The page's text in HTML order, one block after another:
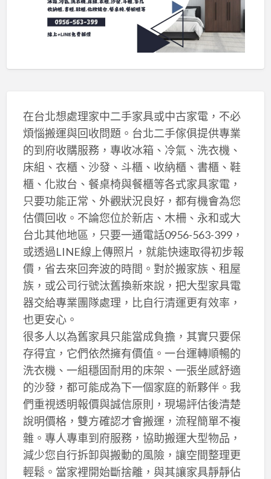
在台北想處理家中二手家具或中古家電，不必
煩惱搬運與回收問題。台北二手傢俱提供專業
的到府收購服務，專收冰箱、冷氣、洗衣機、
床組、衣櫃、沙發、斗櫃、收納櫃、書櫃、鞋
櫃、化妝台、餐桌椅與餐櫃等各式家具家電，
只要功能正常、外觀狀況良好，都有機會為您
估價回收。不論您位於新店、木柵、永和或大
台北其他地區，只要一通電話0956-563-399，
或透過LINE線上傳照片，就能快速取得初步報
價，省去來回奔波的時間。對於搬家族、租屋
族，或公司行號汰舊換新來說，把大型家具電
器交給專業團隊處理，比自行清運更有效率，
也更安心。
很多人以為舊家具只能當成負擔，其實只要保
存得宜，它們依然擁有價值。一台運轉順暢的
洗衣機、一組穩固耐用的床架、一張坐感舒適
的沙發，都可能成為下一個家庭的新夥伴。我
們重視透明報價與誠信原則，現場評估後清楚
說明價格，雙方確認才會搬運，流程簡單不複
雜。專人專車到府服務，協助搬運大型物品，
減少您自行拆卸與搬動的風險，讓空間整理更
輕鬆。當家裡開始斷捨離，與其讓家具靜靜佔